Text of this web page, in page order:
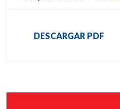
DESCARGAR PDF